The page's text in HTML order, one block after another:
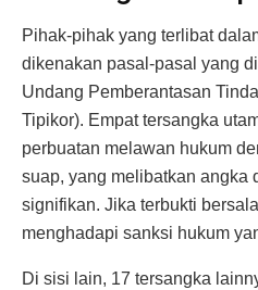
Pihak-pihak yang terlibat
dikenakan pasal-pasal yang
Undang Pemberantasan
Tipikor). Empat tersangka
perbuatan melawan hukum
suap, yang melibatkan angka
signifikan. Jika terbukti
menghadapi sanksi hukum
Di sisi lain, 17 tersangka